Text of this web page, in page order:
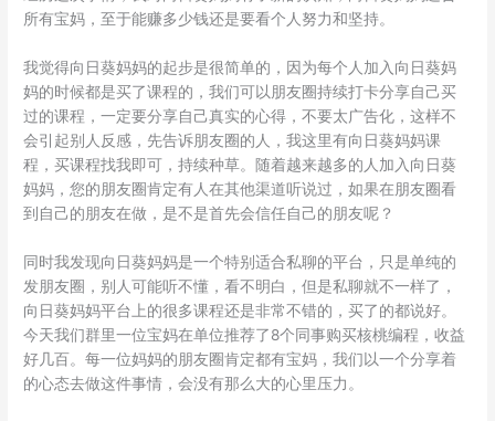
所有宝妈，至于能赚多少钱还是要看个人努力和坚持。
我觉得向日葵妈妈的起步是很简单的，因为每个人加入向日葵妈
妈的时候都是买了课程的，我们可以朋友圈持续打卡分享自己买
过的课程，一定要分享自己真实的心得，不要太广告化，这样不
会引起别人反感，先告诉朋友圈的人，我这里有向日葵妈妈课
程，买课程找我即可，持续种草。随着越来越多的人加入向日葵
妈妈，您的朋友圈肯定有人在其他渠道听说过，如果在朋友圈看
到自己的朋友在做，是不是首先会信任自己的朋友呢？
同时我发现向日葵妈妈是一个特别适合私聊的平台，只是单纯的
发朋友圈，别人可能听不懂，看不明白，但是私聊就不一样了，
向日葵妈妈平台上的很多课程还是非常不错的，买了的都说好。
今天我们群里一位宝妈在单位推荐了8个同事购买核桃编程，收益
好几百。每一位妈妈的朋友圈肯定都有宝妈，我们以一个分享着
的心态去做这件事情，会没有那么大的心里压力。